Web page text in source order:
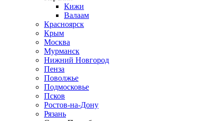
Кижи
Валаам
Красноярск
Крым
Москва
Мурманск
Нижний Новгород
Пенза
Поволжье
Подмосковье
Псков
Ростов-на-Дону
Рязань